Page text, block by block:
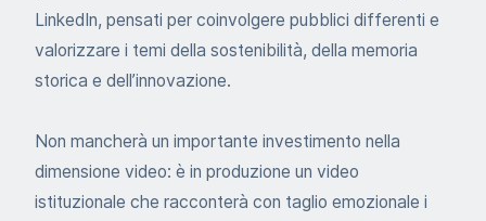
LinkedIn, pensati per coinvolgere pubblici differenti e
valorizzare i temi della sostenibilità, della memoria
storica e dell’innovazione.
Non mancherà un importante investimento nella
dimensione video: è in produzione un video
istituzionale che racconterà con taglio emozionale i